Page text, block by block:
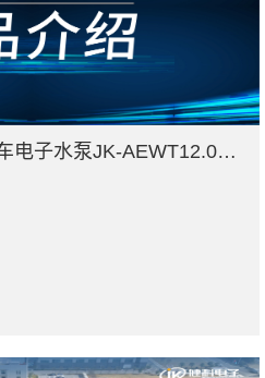
健科电子——新能源汽车电子水泵JK-AEWT12.080.002